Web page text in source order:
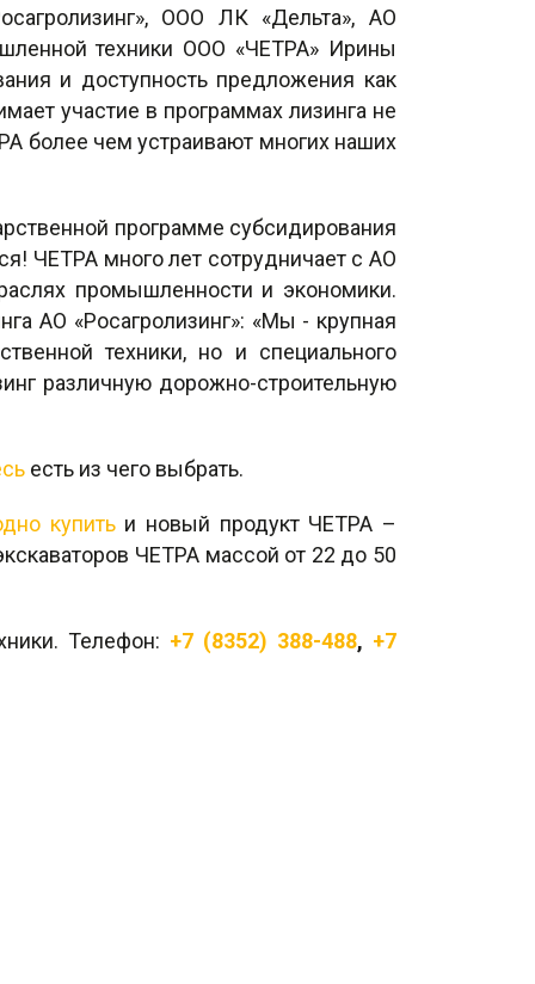
ООО ЛК «Дельта», АО
техники ООО «ЧЕТРА» Ирины
и доступность предложения как
участие в программах лизинга не
более чем устраивают многих наших
программе субсидирования
ЧЕТРА много лет сотрудничает с АО
промышленности и экономики.
АО «Росагролизинг»: «Мы - крупная
техники, но и специального
различную дорожно-строительную
есть из чего выбрать.
купитьи новый продукт ЧЕТРА –
ЧЕТРА массой от 22 до 50
Телефон: +7 (8352) 388-488, +7